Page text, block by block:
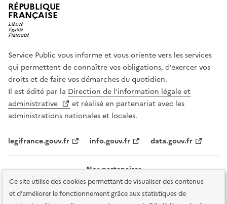
Ce site utilise des cookies permettant de visualiser des contenus
et d'améliorer le fonctionnement grâce aux statistiques de
RÉPUBLIQUE
FRANÇAISE
Service Public vous informe et vous oriente vers les services
qui permettent de connaître vos obligations, d’exercer vos
droits et de faire vos démarches du quotidien.
Il est édité par la Direction de l’information légale et
administrative
et réalisé en partenariat avec les
administrations nationales et locales.
legifrance.gouv.fr info.gouv.fr data.gouv.fr
Nos partenaires